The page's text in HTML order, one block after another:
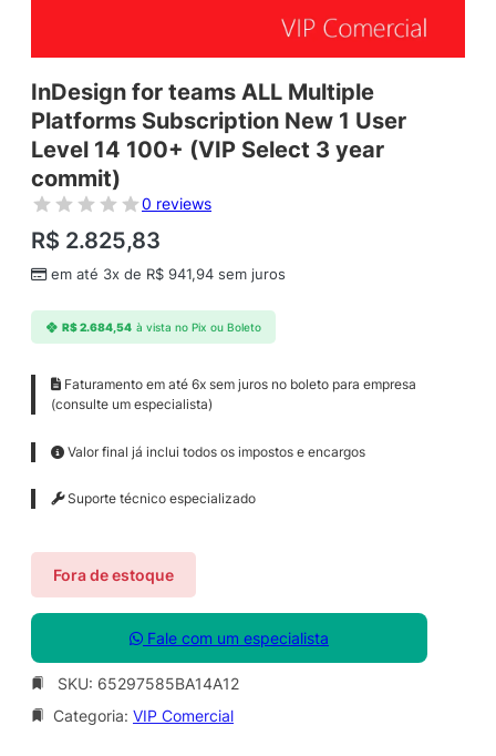
InDesign for teams ALL Multiple
Platforms Subscription New 1 User
Level 14 100+ (VIP Select 3 year
commit)
0 reviews
R$ 2.825,83
em até 3x de R$ 941,94 sem juros
R$2.684,54 à vista no Pix ou Boleto
Faturamento em até 6x sem juros no boleto para empresa
(consulte um especialista)
Valor final já inclui todos os impostos e encargos
Suporte técnico especializado
Fora de estoque
Fale com um especialista
SKU: 65297585BA14A12
Categoria: VIP Comercial